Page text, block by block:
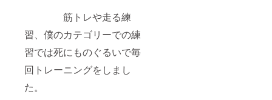
筋トレや走る練
習、僕のカテゴリーでの練
習では死にものぐるいで毎
回トレーニングをしまし
た。